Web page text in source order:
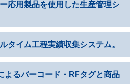
応用製品を使用した生産管理シ
タイム工程実績収集システム。
よるバーコード・RFタグと商品